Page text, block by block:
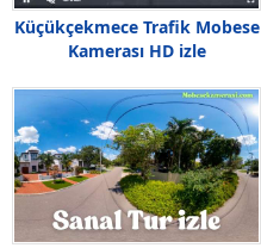
Küçükçekmece Trafik Mobese
Kamerası HD izle